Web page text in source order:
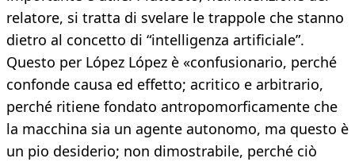
relatore, si tratta di svelare le trappole che stanno
dietro al concetto di “intelligenza artificiale”.
Questo per López López è «confusionario, perché
confonde causa ed effetto; acritico e arbitrario,
perché ritiene fondato antropomorficamente che
la macchina sia un agente autonomo, ma questo è
un pio desiderio; non dimostrabile, perché ciò